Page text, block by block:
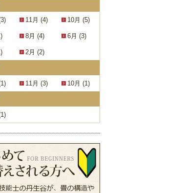
11月 (4) 10月 (5)
8月 (4) 6月 (3)
2月 (2)
11月 (3) 10月 (1)